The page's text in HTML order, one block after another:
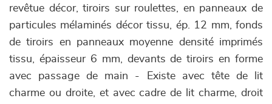
revêtue décor, tiroirs sur roulettes, en panneaux de
particules mélaminés décor tissu, ép. 12 mm, fonds
de tiroirs en panneaux moyenne densité imprimés
tissu, épaisseur 6 mm, devants de tiroirs en forme
avec passage de main - Existe avec tête de lit
charme ou droite, et avec cadre de lit charme, droit